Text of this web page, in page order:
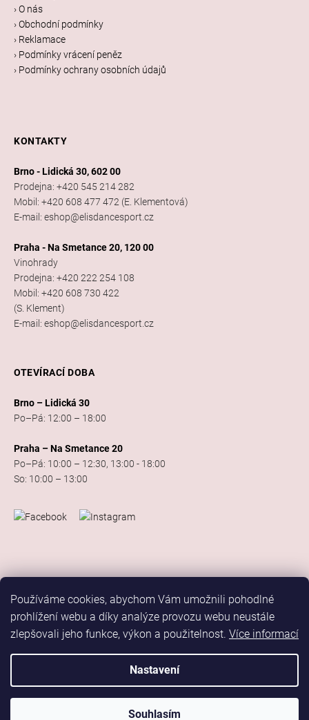
Používáme cookies, abychom Vám umožnili pohodlné
prohlížení webu a díky analýze provozu webu neustále
zlepšovali jeho funkce, výkon a použitelnost. Více informací
Nastavení
Souhlasím
› O nás
› Obchodní podmínky
› Reklamace
› Podmínky vrácení peněz
› Podmínky ochrany osobních údajů
KONTAKTY
Brno - Lidická 30, 602 00
Prodejna: +420 545 214 282
Mobil: +420 608 477 472 (E. Klementová)
E-mail: eshop@elisdancesport.cz
Praha - Na Smetance 20, 120 00
Vinohrady
Prodejna: +420 222 254 108
Mobil: +420 608 730 422
(S. Klement)
E-mail: eshop@elisdancesport.cz
OTEVÍRACÍ DOBA
Brno – Lidická 30
Po–Pá: 12:00 – 18:00
Praha – Na Smetance 20
Po–Pá: 10:00 – 12:30, 13:00 - 18:00
So: 10:00 – 13:00
Vytvořil Shoptet
Elis Dance Sport . Všechna práva vyhrazena.
Upravit nastavení cookiesMarketing